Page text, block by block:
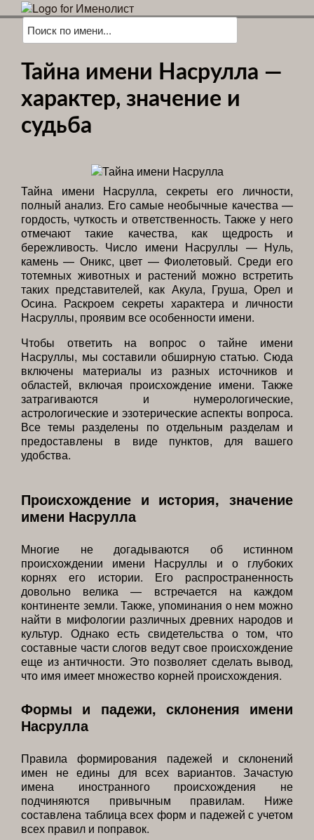
Тайна имени Насрулла —
характер, значение и
судьба
Тайна имени Насрулла, секреты его личности,
полный анализ. Его самые необычные качества —
гордость, чуткость и ответственность. Также у него
отмечают такие качества, как щедрость и
бережливость. Число имени Насруллы — Нуль,
камень — Оникс, цвет — Фиолетовый. Среди его
тотемных животных и растений можно встретить
таких представителей, как Акула, Груша, Орел и
Осина. Раскроем секреты характера и личности
Насруллы, проявим все особенности имени.
Чтобы ответить на вопрос о тайне имени
Насруллы, мы составили обширную статью. Сюда
включены материалы из разных источников и
областей, включая происхождение имени. Также
затрагиваются и нумерологические,
астрологические и эзотерические аспекты вопроса.
Все темы разделены по отдельным разделам и
предоставлены в виде пунктов, для вашего
удобства.
Происхождение и история, значение
имени Насрулла
Многие не догадываются об истинном
происхождении имени Насруллы и о глубоких
корнях его истории. Его распространенность
довольно велика — встречается на каждом
континенте земли. Также, упоминания о нем можно
найти в мифологии различных древних народов и
культур. Однако есть свидетельства о том, что
составные части слогов ведут свое происхождение
еще из античности. Это позволяет сделать вывод,
что имя имеет множество корней происхождения.
Формы и падежи, склонения имени
Насрулла
Правила формирования падежей и склонений
имен не едины для всех вариантов. Зачастую
имена иностранного происхождения не
подчиняются привычным правилам. Ниже
составлена таблица всех форм и падежей с учетом
всех правил и поправок.